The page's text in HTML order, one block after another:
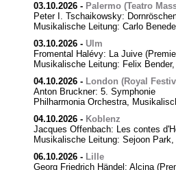
03.10.2026- Palermo (Teatro
Peter I. Tschaikowsky:
Musikalische Leitung: Carlo
03.10.2026- Ulm
Fromental Halévy: La Juive
Musikalische Leitung: Felix
04.10.2026- London (Royal
Anton Bruckner: 5. Symphonie
Philharmonia Orchestra,
04.10.2026- Koblenz
Jacques Offenbach: Les contes
Musikalische Leitung: Sejoon
06.10.2026- Lille
Georg Friedrich Händel: Alcina